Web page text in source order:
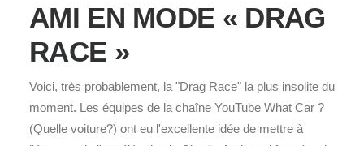
AMI EN MODE « DRAG
RACE »
Voici, très probablement, la "Drag Race" la plus insolite du
moment. Les équipes de la chaîne YouTube What Car ?
(Quelle voiture?) ont eu l'excellente idée de mettre à